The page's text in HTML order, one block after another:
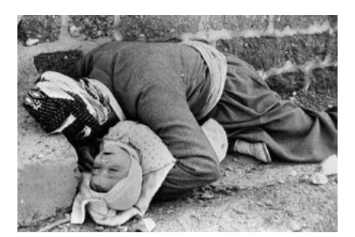
فرزند در آغوش در بمباران شیمیایی حلبچه